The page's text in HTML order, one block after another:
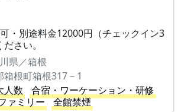
・別途料金12000円（チェックイン3
さい。
県／箱根
根町箱根317－1
人数
合宿・ワーケーション・研修
ァミリー
全館禁煙